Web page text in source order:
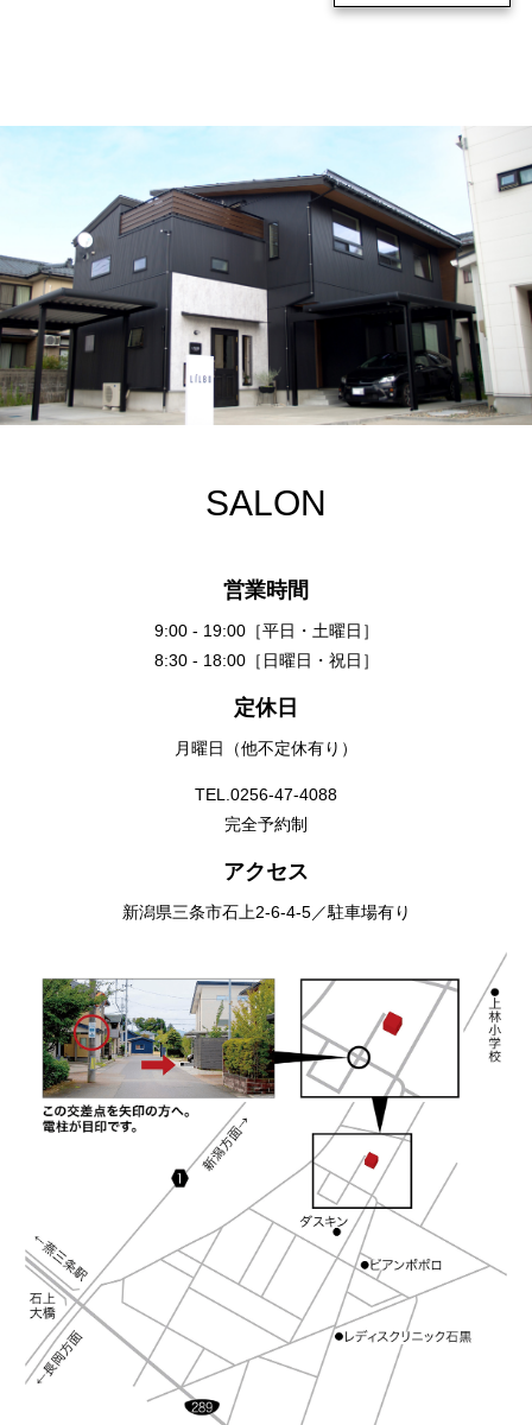
SALON
営業時間
9:00 - 19:00［平日・土曜日］
8:30 - 18:00［日曜日・祝日］
定休日
月曜日（他不定休有り）
TEL.0256-47-4088
完全予約制
アクセス
新潟県三条市石上2-6-4-5／駐車場有り